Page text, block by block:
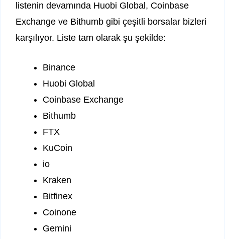
listenin devamında Huobi Global, Coinbase
Exchange ve Bithumb gibi çeşitli borsalar bizleri
karşılıyor. Liste tam olarak şu şekilde:
Binance
Huobi Global
Coinbase Exchange
Bithumb
FTX
KuCoin
io
Kraken
Bitfinex
Coinone
Gemini